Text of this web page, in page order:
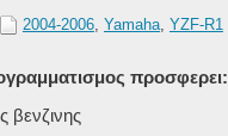
2004-2006, Yamaha, YZF-R1
προσφερει:
βενζινης